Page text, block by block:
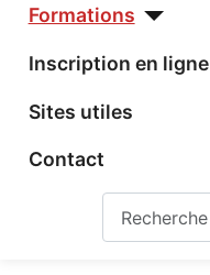
Formations
Inscription en ligne
Sites utiles
Contact